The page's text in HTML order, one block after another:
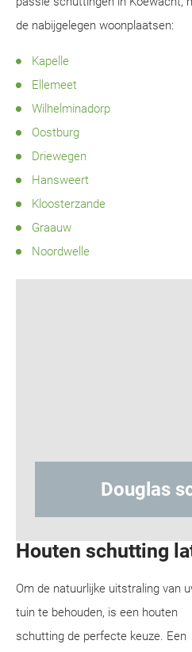
de nabijgelegen woonplaatsen:
Kapelle
Ellemeet
Wilhelminadorp
Oostburg
Driewegen
Hansweert
Kloosterzande
Graauw
Noordwelle
Houten schutting
Om de natuurlijke uitstraling van
tuin te behouden, is een houten
schutting de perfecte keuze. Een